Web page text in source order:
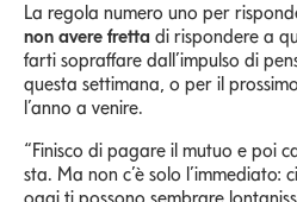
La regola numero uno per
non avere fretta di rispondere a
farti sopraffare dall’impulso di
questa settimana, o per il
l’anno a venire.
“Finisco di pagare il mutuo e poi
sta. Ma non c’è solo l’immediato: